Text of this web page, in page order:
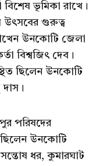
বিশেষ ভূমিকা রাখে।
উৎসবের গুরুত্ব
উনকোটি জেলা
বিশ্বজিৎ দেব।
ছিলেন উনকোটি
পরিষদের
ছিলেন উনকোটি
ধর, কুমারঘাট